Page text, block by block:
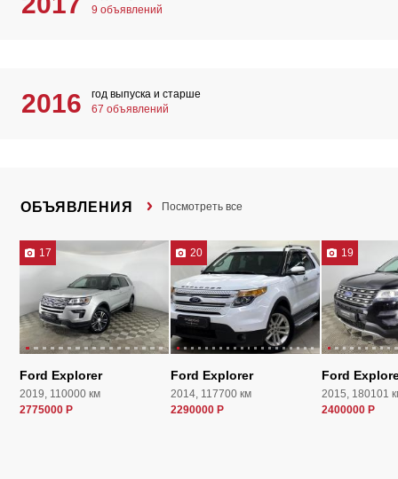
9 объявлений
2016
год выпуска и старше
67 объявлений
ОБЪЯВЛЕНИЯ Посмотреть все
17
Ford Explorer
2019, 110000 км
2775000 Р
20
Ford Explorer
2014, 117700 км
2290000 Р
19
Ford
2015, 180101
2400000 Р